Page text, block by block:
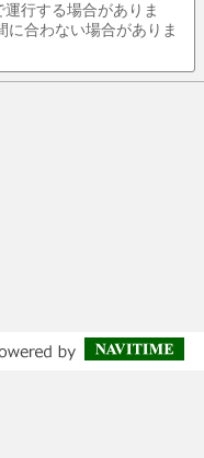
行する場合がありま
に合わない場合がありま